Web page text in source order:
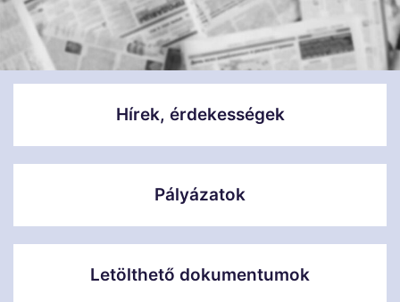
Hírek, érdekességek
Pályázatok
Letölthető dokumentumok